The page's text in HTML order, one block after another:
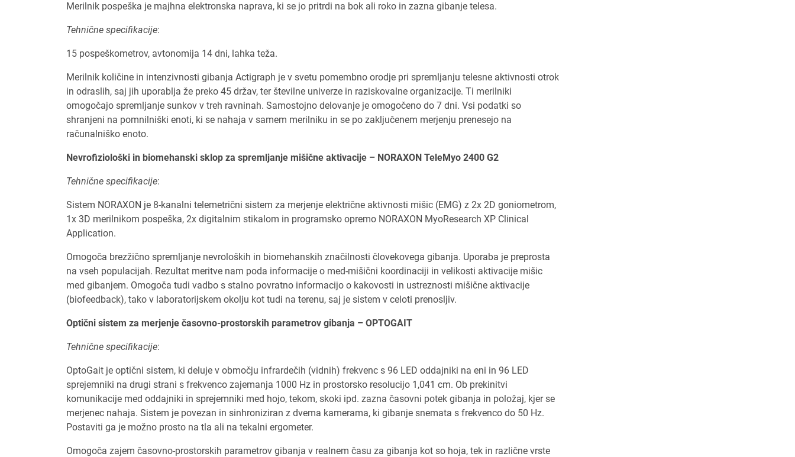
Merilnik pospeška je majhna elektronska naprava, ki se jo pritrdi na bok ali roko in zazna gibanje telesa.
Tehnične specifikacije:
15 pospeškometrov, avtonomija 14 dni, lahka teža.
Merilnik količine in intenzivnosti gibanja Actigraph je v svetu pomembno orodje pri spremljanju telesne aktivnosti otrok
in odraslih, saj jih uporablja že preko 45 držav, ter številne univerze in raziskovalne organizacije. Ti merilniki
omogočajo spremljanje sunkov v treh ravninah. Samostojno delovanje je omogočeno do 7 dni. Vsi podatki so
shranjeni na pomnilniški enoti, ki se nahaja v samem merilniku in se po zaključenem merjenju prenesejo na
računalniško enoto.
Nevrofiziološki in biomehanski sklop za spremljanje mišične aktivacije – NORAXON TeleMyo 2400 G2
Tehnične specifikacije:
Sistem NORAXON je 8-kanalni telemetrični sistem za merjenje električne aktivnosti mišic (EMG) z 2x 2D goniometrom,
1x 3D merilnikom pospeška, 2x digitalnim stikalom in programsko opremo NORAXON MyoResearch XP Clinical
Application.
Omogoča brezžično spremljanje nevroloških in biomehanskih značilnosti človekovega gibanja. Uporaba je preprosta
na vseh populacijah. Rezultat meritve nam poda informacije o med-mišični koordinaciji in velikosti aktivacije mišic
med gibanjem. Omogoča tudi vadbo s stalno povratno informacijo o kakovosti in ustreznosti mišične aktivacije
(biofeedback), tako v laboratorijskem okolju kot tudi na terenu, saj je sistem v celoti prenosljiv.
Optični sistem za merjenje časovno-prostorskih parametrov gibanja – OPTOGAIT
Tehnične specifikacije:
OptoGait je optični sistem, ki deluje v območju infrardečih (vidnih) frekvenc s 96 LED oddajniki na eni in 96 LED
sprejemniki na drugi strani s frekvenco zajemanja 1000 Hz in prostorsko resolucijo 1,041 cm. Ob prekinitvi
komunikacije med oddajniki in sprejemniki med hojo, tekom, skoki ipd. zazna časovni potek gibanja in položaj, kjer se
merjenec nahaja. Sistem je povezan in sinhroniziran z dvema kamerama, ki gibanje snemata s frekvenco do 50 Hz.
Postaviti ga je možno prosto na tla ali na tekalni ergometer.
Omogoča zajem časovno-prostorskih parametrov gibanja v realnem času za gibanja kot so hoja, tek in različne vrste